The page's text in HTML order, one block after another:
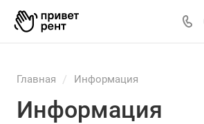
Главная / Информация
Информация